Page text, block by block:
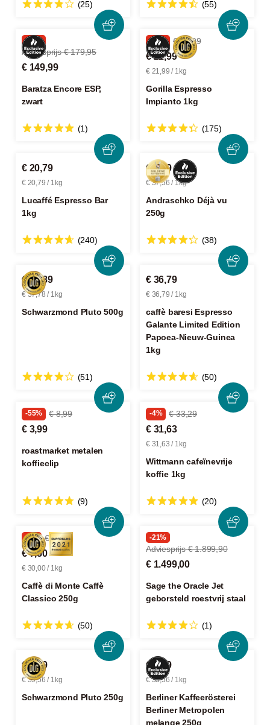
(25) (55)
-16%
Adviesprijs € 179,95
€ 149,99
Baratza Encore ESP,
zwart
(1)
-18% € 26,99
€ 21,99
€ 21,99 / 1kg
Gorilla Espresso
Impianto 1kg
(175)
€ 20,79
€ 20,79 / 1kg
Lucaffé Espresso Bar
1kg
(240)
€ 9,39
€ 37,56 / 1kg
Andraschko Déjà vu
250g
(38)
€ 18,89
€ 37,78 / 1kg
Schwarzmond Pluto 500g
(51)
€ 36,79
€ 36,79 / 1kg
caffè baresi Espresso
Galante Limited Edition
Papoea-Nieuw-Guinea
1kg
(50)
-55% € 8,99
€ 3,99
roastmarket metalen
koffieclip
(9)
-4% € 33,29
€ 31,63
€ 31,63 / 1kg
Wittmann cafeïnevrije
koffie 1kg
(20)
-4% € 7,89
€ 7,50
€ 30,00 / 1kg
Caffè di Monte Caffè
Classico 250g
(50)
-21%
Adviesprijs € 1.899,90
€ 1.499,00
Sage the Oracle Jet
geborsteld roestvrij staal
(1)
€ 9,89
€ 39,56 / 1kg
Schwarzmond Pluto 250g
€ 8,39
€ 33,56 / 1kg
Berliner Kaffeerösterei
Berliner Metropolen
melange 250g